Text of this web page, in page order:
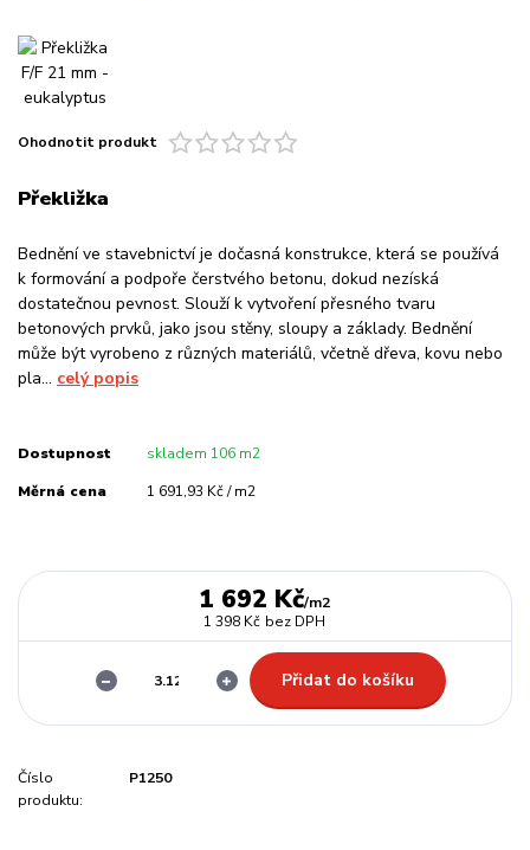
Ohodnotit produkt
Překližka
Bednění ve stavebnictví je dočasná konstrukce, která se používá
k formování a podpoře čerstvého betonu, dokud nezíská
dostatečnou pevnost. Slouží k vytvoření přesného tvaru
betonových prvků, jako jsou stěny, sloupy a základy. Bednění
může být vyrobeno z různých materiálů, včetně dřeva, kovu nebo
pla... celý popis
Dostupnost skladem 106 m2
Měrná cena 1 691,93 Kč / m2
1 692 Kč/m2
1 398 Kč bez DPH
Přidat do košíku
Číslo
produktu:
P1250